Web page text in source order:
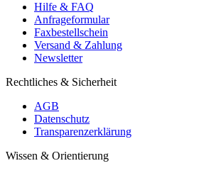
Hilfe & FAQ
Anfrageformular
Faxbestellschein
Versand & Zahlung
Newsletter
Rechtliches & Sicherheit
AGB
Datenschutz
Transparenzerklärung
Wissen & Orientierung